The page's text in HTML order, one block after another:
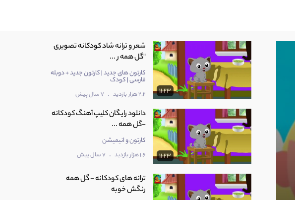
11:23
شعر و ترانه شاد کودکانه تصویری
"گل همه ر ...
کارتون های جدید | کارتون جدید + دوبله
فارسی | کودک
2.2 هزار بازدید . 7 سال پیش
11:23
دانلود رایگان کلیپ آهنگ کودکانه
-گل همه ...
کارتون و انیمیشن
1.6 هزار بازدید . 7 سال پیش
ترانه های کودکانه - گل همه
رنگش خوبه